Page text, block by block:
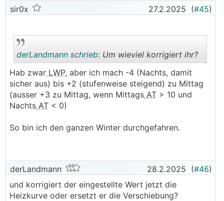
sir0x 27.2.2025 (#45)
..
derLandmann schrieb: Um wieviel korrigiert ihr?
Hab zwar LWP, aber ich mach -4 (Nachts, damit
sicher aus) bis +2 (stufenweise steigend) zu Mittag
(ausser +3 zu Mittag, wenn Mittags AT > 10 und
Nachts AT < 0)
So bin ich den ganzen Winter durchgefahren.
derLandmann 28.2.2025 (#46)
und korrigiert der eingestellte Wert jetzt die
Heizkurve oder ersetzt er die Verschiebung?